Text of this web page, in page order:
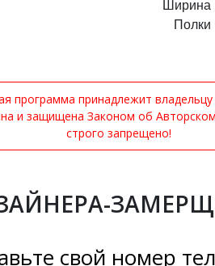
Ширина
Полки
принадлежит владельцу
и защищена Законом об
строго запрещено!
свой номер